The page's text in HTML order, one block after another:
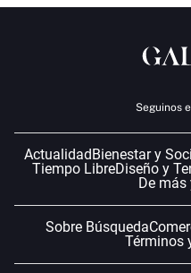
Seguinos
Actualidad Bienestar y
Tiempo LibreDiseño y
De
Sobre Búsqueda
Términos